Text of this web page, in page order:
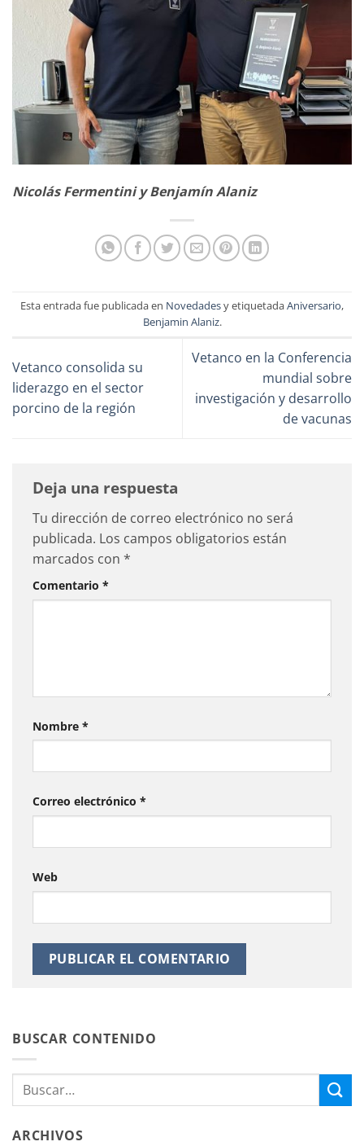
Nicolás Fermentini y Benjamín Alaniz
Esta entrada fue publicada en Novedadesy etiquetadaAniversario,
Benjamin Alaniz.
Vetanco consolida su
liderazgo en el sector
porcino de la región
Vetanco en la Conferencia
mundial sobre
investigación y desarrollo
de vacunas
Deja una respuesta
Tu dirección de correo electrónico no será
publicada. Los campos obligatorios están
marcados con *
Comentario *
Nombre *
Correo electrónico *
Web
BUSCAR CONTENIDO
ARCHIVOS